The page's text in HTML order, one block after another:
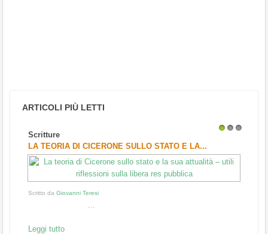
ARTICOLI PIÙ LETTI
Scritture
LA TEORIA DI CICERONE SULLO STATO E LA...
Scritto da Giovanni Teresi
...
Leggi tutto